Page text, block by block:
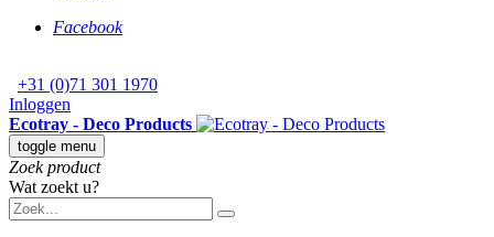
Facebook
+31 (0)71 301 1970
Inloggen
Ecotray - Deco Products
toggle menu
Zoek product
Wat zoekt u?